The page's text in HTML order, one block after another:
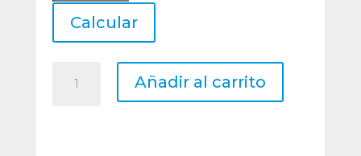
Calcular
Para
Añadir al carrito